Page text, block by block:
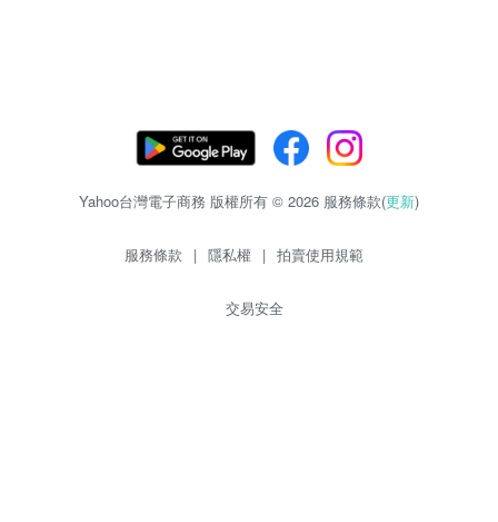
Yahoo台灣電子商務 版權所有 © 2026 服務條款(更新)
服務條款 | 隱私權 | 拍賣使用規範
交易安全